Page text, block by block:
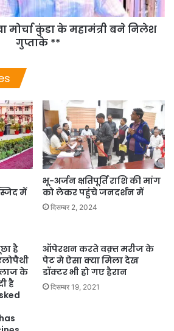
मोर्चा कुंडा के महामंत्री बने निलेश
गुप्ताके **
में
भू-अर्जन क्षतिपूर्ति राशि की मांग
को लेकर पहुंचे जनदर्शन में
दिसम्बर 2, 2024
है
के
है
ऑपेरशन करते वक़्त मरीज के
पेट मे ऐसा क्या मिला देख
डॉक्टर भी हो गए हैरान
दिसम्बर 19, 2021